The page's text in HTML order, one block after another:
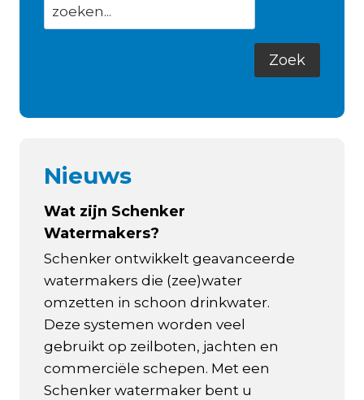
Nieuws
Wat zijn Schenker
Watermakers?
Schenker ontwikkelt geavanceerde
watermakers die (zee)water
omzetten in schoon drinkwater.
Deze systemen worden veel
gebruikt op zeilboten, jachten en
commerciële schepen. Met een
Schenker watermaker bent u